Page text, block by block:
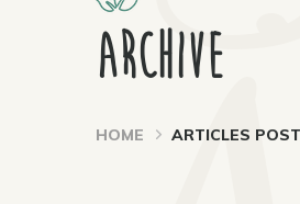
Archive
HOME ARTICLES